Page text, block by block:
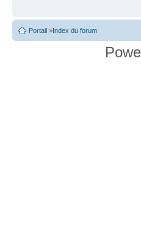
Portail »Index du forum